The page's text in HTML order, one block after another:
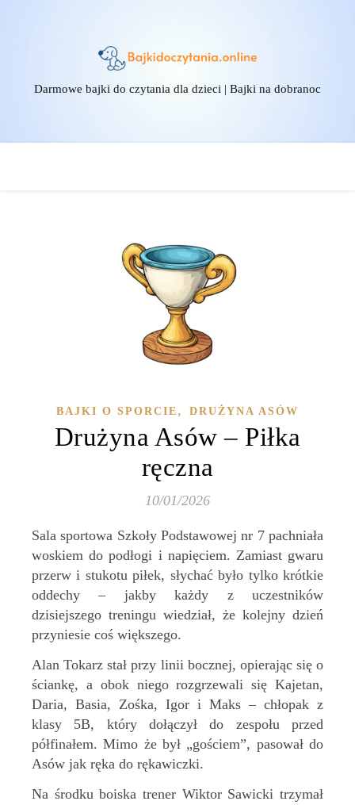
Darmowe bajki do czytania dla dzieci | Bajki na dobranoc
BAJKI O SPORCIE , DRUŻYNA ASÓW
Drużyna Asów – Piłka
ręczna
10/01/2026
Sala sportowa Szkoły Podstawowej nr 7 pachniała
woskiem do podłogi i napięciem. Zamiast gwaru
przerw i stukotu piłek, słychać było tylko krótkie
oddechy – jakby każdy z uczestników
dzisiejszego treningu wiedział, że kolejny dzień
przyniesie coś większego.
Alan Tokarz stał przy linii bocznej, opierając się o
ściankę, a obok niego rozgrzewali się Kajetan,
Daria, Basia, Zośka, Igor i Maks – chłopak z
klasy 5B, który dołączył do zespołu przed
półfinałem. Mimo że był „gościem”, pasował do
Asów jak ręka do rękawiczki.
Na środku boiska trener Wiktor Sawicki trzymał